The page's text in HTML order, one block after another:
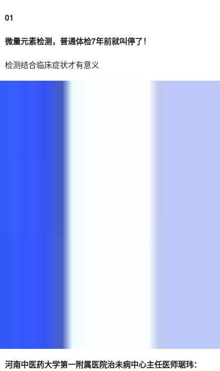
01
微量元素检测，普通体检7年前就叫停了！
检测结合临床症状才有意义
河南中医药大学第一附属医院治未病中心主任医师琚玮：